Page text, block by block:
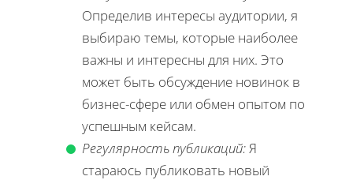
Определив интересы аудитории, я
выбираю темы, которые наиболее
важны и интересны для них. Это
может быть обсуждение новинок в
бизнес-сфере или обмен опытом по
успешным кейсам.
Регулярность публикаций:Я
стараюсь публиковать новый